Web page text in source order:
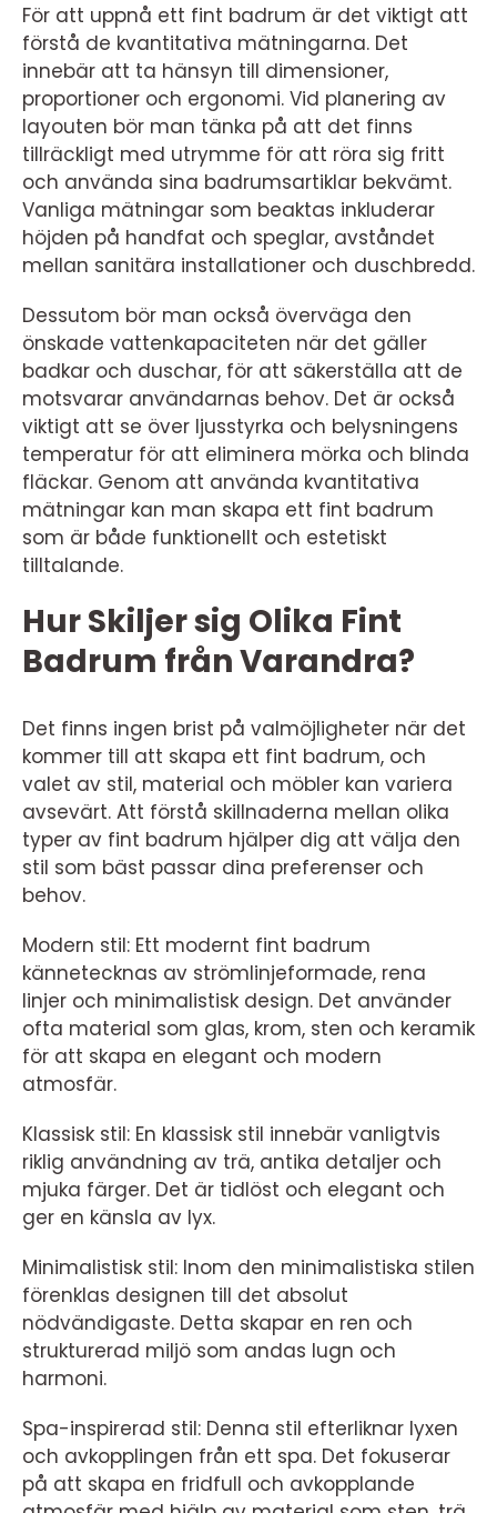
För att uppnå ett fint badrum är det viktigt att
förstå de kvantitativa mätningarna. Det
innebär att ta hänsyn till dimensioner,
proportioner och ergonomi. Vid planering av
layouten bör man tänka på att det finns
tillräckligt med utrymme för att röra sig fritt
och använda sina badrumsartiklar bekvämt.
Vanliga mätningar som beaktas inkluderar
höjden på handfat och speglar, avståndet
mellan sanitära installationer och duschbredd.
Dessutom bör man också överväga den
önskade vattenkapaciteten när det gäller
badkar och duschar, för att säkerställa att de
motsvarar användarnas behov. Det är också
viktigt att se över ljusstyrka och belysningens
temperatur för att eliminera mörka och blinda
fläckar. Genom att använda kvantitativa
mätningar kan man skapa ett fint badrum
som är både funktionellt och estetiskt
tilltalande.
Hur Skiljer sig Olika Fint
Badrum från Varandra?
Det finns ingen brist på valmöjligheter när det
kommer till att skapa ett fint badrum, och
valet av stil, material och möbler kan variera
avsevärt. Att förstå skillnaderna mellan olika
typer av fint badrum hjälper dig att välja den
stil som bäst passar dina preferenser och
behov.
Modern stil: Ett modernt fint badrum
kännetecknas av strömlinjeformade, rena
linjer och minimalistisk design. Det använder
ofta material som glas, krom, sten och keramik
för att skapa en elegant och modern
atmosfär.
Klassisk stil: En klassisk stil innebär vanligtvis
riklig användning av trä, antika detaljer och
mjuka färger. Det är tidlöst och elegant och
ger en känsla av lyx.
Minimalistisk stil: Inom den minimalistiska stilen
förenklas designen till det absolut
nödvändigaste. Detta skapar en ren och
strukturerad miljö som andas lugn och
harmoni.
Spa-inspirerad stil: Denna stil efterliknar lyxen
och avkopplingen från ett spa. Det fokuserar
på att skapa en fridfull och avkopplande